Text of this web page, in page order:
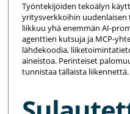
Työntekijöiden tekoälyn
yritysverkkoihin
liikkuu yhä enemmän AI-
agenttien kutsuja ja MCP-
lähdekoodia,
aineistoa. Perinteiset
tunnistaa tällaista liikennettä.